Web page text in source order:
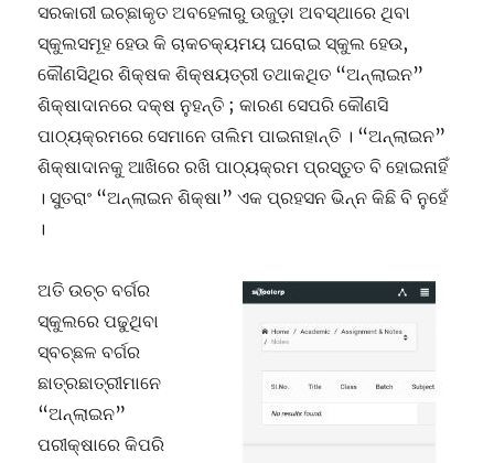
ସରକାରୀ ଇଚ୍ଛାକୃତ ଅବହେଳାରୁ ଉଜୁଡ଼ା ଅବସ୍ଥାରେ ଥିବା
ସ୍କୁଲସମୂହ ହେଉ କି ଚାକଚକ୍ୟମୟ ଘରୋଇ ସ୍କୁଲ ହେଉ,
କୌଣସିଥିର ଶିକ୍ଷକ ଶିକ୍ଷୟତ୍ରୀ ତଥାକଥିତ “ଅନ୍ଲାଇନ”
ଶିକ୍ଷାଦାନରେ ଦକ୍ଷ ନୁହନ୍ତି ; କାରଣ ସେପରି କୌଣସି
ପାଠ୍ୟକ୍ରମରେ ସେମାନେ ତାଲିମ ପାଇନାହାନ୍ତି । “ଅନ୍ଲାଇନ”
ଶିକ୍ଷାଦାନକୁ ଆଖିରେ ରଖି ପାଠ୍ୟକ୍ରମ ପ୍ରସ୍ତୁତ ବି ହୋଇନାହିଁ
। ସୁତରାଂ “ଅନ୍ଲାଇନ ଶିକ୍ଷା” ଏକ ପ୍ରହସନ ଭିନ୍ନ କିଛି ବି ନୁହେଁ
।
ଅତି ଉଚ୍ଚ ବର୍ଗର
ସ୍କୁଲରେ ପଢୁଥିବା
ସ୍ବଚ୍ଛଳ ବର୍ଗର
ଛାତ୍ରଛାତ୍ରୀମାନେ
“ଅନ୍ଲାଇନ”
ପରୀକ୍ଷାରେ କିପରି